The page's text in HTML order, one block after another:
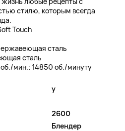
стилю, которым всегда
Touch
сталь
сталь
мин.: 14850 об./минуту
y
2600
Блендер